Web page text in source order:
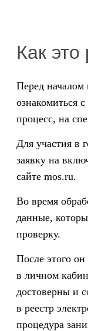
Как это
Перед началом
ознакомиться
процесс, на
Для участия в
заявку на
сайте mos.ru.
Во время
данные,
проверку.
После этого он
в личном
достоверны и
в реестр
процедура